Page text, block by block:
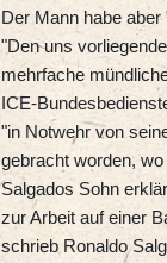
Der Mann habe
"Den uns
mehrfache
ICE-
"in Notwehr von
gebracht worden,
Salgados Sohn
zur Arbeit auf einer
schrieb Ronaldo